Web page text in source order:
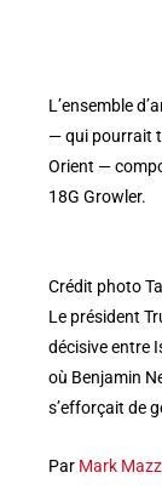
L’ensemble
— qui pourrait
Orient —
18G Growler.
Crédit photo
Le président
décisive entre
où Benjamin
s’efforçait de
Par Mark